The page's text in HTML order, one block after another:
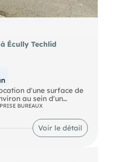
Écully Techlid
d'une surface de
au sein d'un
coeur de la TECHLID,
BUREAUX
Voir le détail